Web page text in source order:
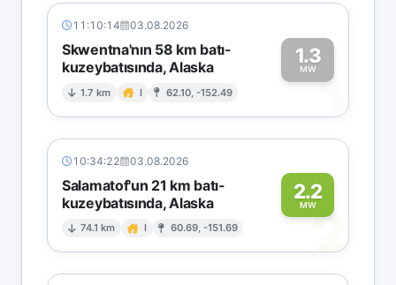
11:10:14 03.08.2026
Skwentna'nın 58 km batı-
kuzeybatısında, Alaska
1.7 km I 62.10, -152.49
1.3
MW1
10:34:22 03.08.2026
Salamatof'un 21 km batı-
kuzeybatısında, Alaska
74.1 km I 60.69, -151.69
2.2
MW2